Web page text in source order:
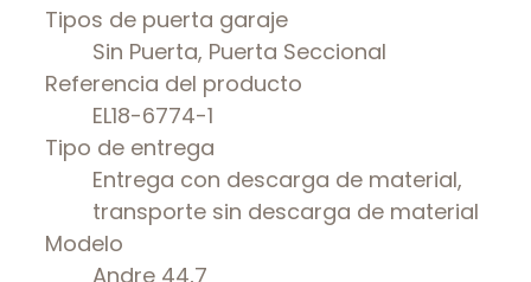
Tipos de puerta garaje
Sin Puerta, Puerta Seccional
Referencia del producto
EL18-6774-1
Tipo de entrega
Entrega con descarga de material,
transporte sin descarga de material
Modelo
Andre 44,7